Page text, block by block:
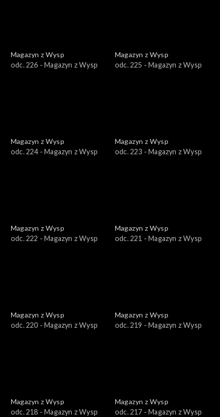
Magazyn z Wysp
odc. 226 - Magazyn z Wysp
Magazyn z Wysp
odc. 225 - Magazyn z Wysp
Magazyn z Wysp
odc. 224 - Magazyn z Wysp
Magazyn z Wysp
odc. 223 - Magazyn z Wysp
Magazyn z Wysp
odc. 222 - Magazyn z Wysp
Magazyn z Wysp
odc. 221 - Magazyn z Wysp
Magazyn z Wysp
odc. 220 - Magazyn z Wysp
Magazyn z Wysp
odc. 219 - Magazyn z Wysp
Magazyn z Wysp
odc. 218 - Magazyn z Wysp
Magazyn z Wysp
odc. 217 - Magazyn z Wysp